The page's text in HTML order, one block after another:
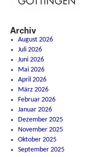
Archiv
August 2026
Juli 2026
Juni 2026
Mai 2026
April 2026
März 2026
Februar 2026
Januar 2026
Dezember 2025
November 2025
Oktober 2025
September 2025